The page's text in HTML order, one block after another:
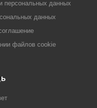
персональных данных
данных
файлов cookie